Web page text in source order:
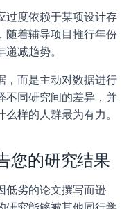
过度依赖于某项设计存
随着辅导项目推行年份
减趋势。
，而是主动对数据进行
不同研究间的差异，并
样的人群最为有力。
您的研究结果
低劣的论文撰写而逊